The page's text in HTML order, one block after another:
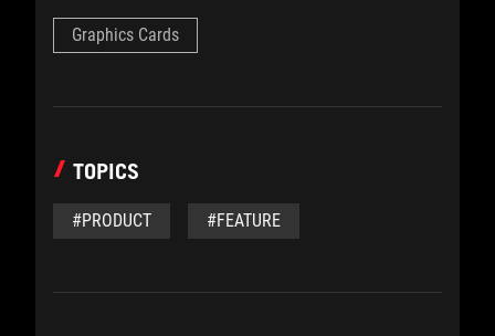
Graphics Cards
TOPICS
#PRODUCT #FEATURE